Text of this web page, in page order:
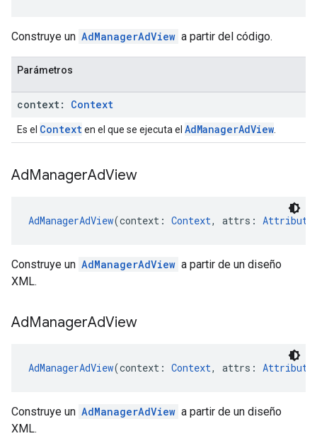
Construye un AdManagerAdView a partir del código.
Parámetros
context: Context
Es el Contexten el que se ejecuta el AdManagerAdView
AdManagerAdView
AdManagerAdView(context: Context, attrs:
Construye un AdManagerAdView a partir de un diseño
XML.
AdManagerAdView
AdManagerAdView(context: Context, attrs:
Construye un AdManagerAdView a partir de un diseño
XML.